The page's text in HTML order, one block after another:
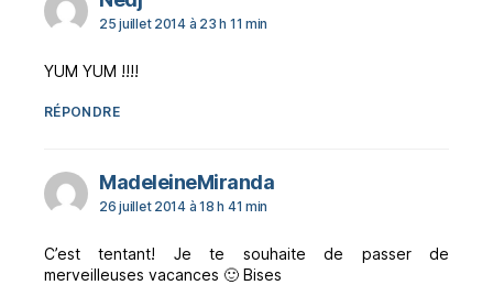
25 juillet 2014 à 23 h 11 min
YUM YUM !!!!
RÉPONDRE
MadeleineMirandadit :
26 juillet 2014 à 18 h 41 min
C’est tentant! Je te souhaite de passer de
merveilleuses vacances 🙂 Bises